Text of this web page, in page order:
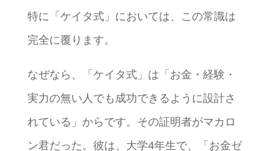
特に「ケイタ式」においては、この常識は
完全に覆ります。
なぜなら、「ケイタ式」は「お金・経験・
実力の無い人でも成功できるように設計さ
れている」からです。その証明者がマカロ
ン君だった。彼は、大学4年生で、「お金ゼ